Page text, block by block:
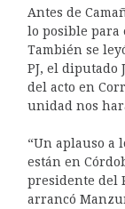
Antes de
lo posible para
También se
PJ, el diputado
del acto en
unidad nos
“Un aplauso a
están en
presidente del
arrancó